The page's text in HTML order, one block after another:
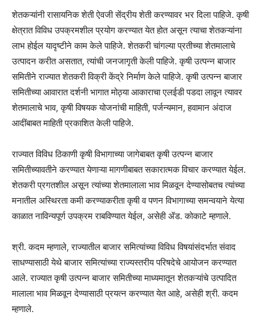
शेतकऱ्यांनी रासायनिक शेती ऐवजी सेंद्रीय शेती करण्यावर भर दिला पाहिजे. कृषी
क्षेत्रात विविध उपक्रमशील प्रयोग करण्यात येत होत असून त्याचा शेतकऱ्यांना
लाभ होईल यादृष्टीने काम केले पाहिजे. शेतकरी चांगल्या प्रतीच्या शेतमालाचे
उत्पादन करीत असतात, त्यांची जनजागृती केली पाहिजे. कृषी उत्पन्न बाजार
समितीने राज्यात शेतकरी विक्री केंद्रे निर्माण केले पाहिजे. कृषी उत्पन्न बाजार
समितीच्या आवारात दर्शनी भागात मोठ्या आकाराचा एलईडी पडदा लावून त्यावर
शेतमालाचे भाव, कृषी विषयक योजनांची माहिती, पर्जन्यमान, हवामान अंदाज
आदींबाबत माहिती प्रकाशित केली पाहिजे.
राज्यात विविध ठिकाणी कृषी विभागाच्या जागेबाबत कृषी उत्पन्न बाजार
समितीच्यावतीने करण्यात येणाऱ्या मागणीबाबत सकारात्मक विचार करण्यात येईल.
शेतकरी प्रगतशील असून त्यांच्या शेतमालाला भाव मिळवून देण्यासोबतच त्यांच्या
मनातील अस्थिरता कमी करण्याकरीता कृषी व पणन विभागाच्या समन्वयाने येत्या
काळात नाविन्यपूर्ण उपक्रम राबविण्यात येईल, असेही ॲड. कोकाटे म्हणाले.
श्री. कदम म्हणाले, राज्यातील बाजार समित्यांच्या विविध विषयांसंदर्भात संवाद
साधण्यासाठी येथे बाजार समित्यांच्या राज्यस्तरीय परिषदेचे आयोजन करण्यात
आले. राज्यात कृषी उत्पन्न बाजार समितीच्या माध्यमातून शेतकऱ्यांचे उत्पादित
मालाला भाव मिळवून देण्यासाठी प्रयत्न करण्यात येत आहे, असेही श्री. कदम
म्हणाले.